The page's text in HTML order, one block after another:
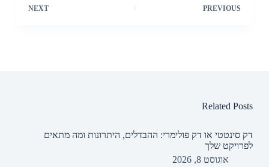
PREVIOUS
NEXT
Related Posts
דק סינטטי או דק פולימרי: ההבדלים, היתרונות ומה מתאים
לפרויקט שלך
אוגוסט 8, 2026